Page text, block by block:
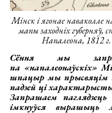
Мінск і ягонае наваколле
мапы заходніх губерняў,
Напалеона, 1812
Сёння мы
па «напалеонаўскіх»
шпацыр мы прысвяцім
падзей ці
Запрашаем
імкнуўся вырашыць